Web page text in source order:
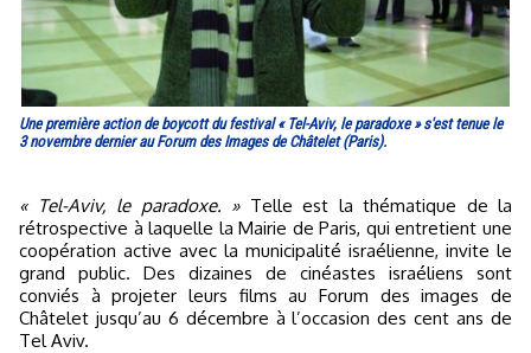
Une première action de boycott du festival « Tel-Aviv, le paradoxe » s'est tenue le
3 novembre dernier au Forum des Images de Châtelet (Paris).
« Tel-Aviv, le paradoxe. »Telle est la thématique de la
rétrospective à laquelle la Mairie de Paris, qui entretient une
coopération active avec la municipalité israélienne, invite le
grand public. Des dizaines de cinéastes israéliens sont
conviés à projeter leurs films au Forum des images de
Châtelet jusqu’au 6 décembre à l’occasion des cent ans de
Tel Aviv.